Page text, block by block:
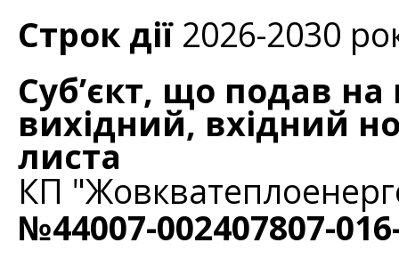
Строк дії2026-2030
Суб’єкт, що подав
вихідний, вхідний
листа
КП
№44007-002407807-